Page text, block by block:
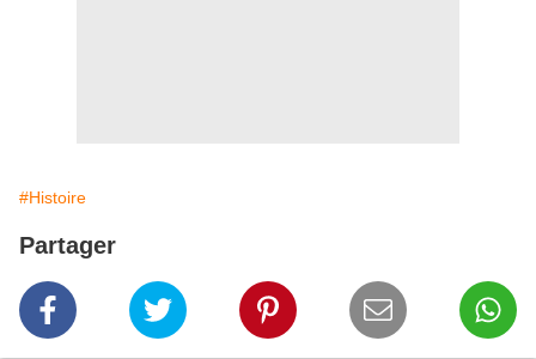
#Histoire
Partager